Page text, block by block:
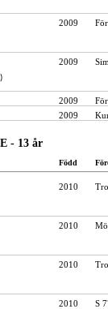
2009
2009
2009
2009
- 13 år
Född
2010
2010
2010
2010 S